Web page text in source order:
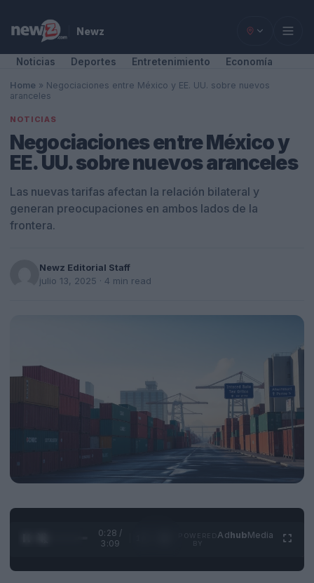
Newz
Noticias Deportes Entretenimiento Economía
Home » Negociaciones entre México y EE. UU. sobre nuevos
aranceles
NOTICIAS
Negociaciones entre México y
EE. UU. sobre nuevos aranceles
Las nuevas tarifas afectan la relación bilateral y
generan preocupaciones en ambos lados de la
frontera.
Newz Editorial Staff
julio 13, 2025 · 4 min read
0:28 /
3:09
AdhubMedia